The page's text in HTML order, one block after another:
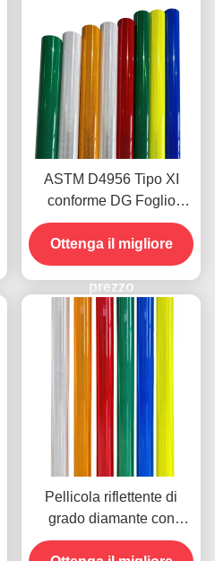
ASTM D4956 Tipo XI
conforme DG Foglio
riflettente in grado di
diamante con adesivo
sensibile alla pressione
per segnali stradali
Ottenga il migliore
prezzo
Pellicola riflettente di
grado diamante con
tecnologia